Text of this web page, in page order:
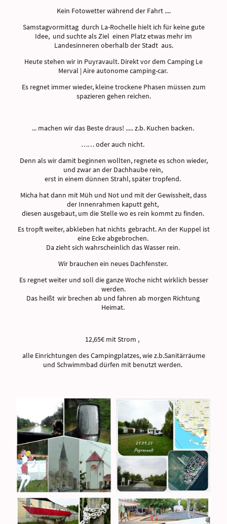
Kein Fotowetter während der Fahrt ....
Samstagvormittag durch La-Rochelle hielt ich für keine gute
Idee, und suchte als Ziel einen Platz etwas mehr im
Landesinneren oberhalb der Stadt aus.
Heute stehen wir in Puyravault. Direkt vor dem Camping Le
Merval | Aire autonome camping-car.
Es regnet immer wieder, kleine trockene Phasen müssen zum
spazieren gehen reichen.
... machen wir das Beste draus! ..... z.b. Kuchen backen.
…… oder auch nicht.
Denn als wir damit beginnen wollten, regnete es schon wieder,
und zwar an der Dachhaube rein,
erst in einem dünnen Strahl, später tropfend.
Micha hat dann mit Müh und Not und mit der Gewissheit, dass
der Innenrahmen kaputt geht,
diesen ausgebaut, um die Stelle wo es rein kommt zu finden.
Es tropft weiter, abkleben hat nichts gebracht. An der Kuppel ist
eine Ecke abgebrochen.
Da zieht sich wahrscheinlich das Wasser rein.
Wir brauchen ein neues Dachfenster.
Es regnet weiter und soll die ganze Woche nicht wirklich besser
werden.
Das heißt wir brechen ab und fahren ab morgen Richtung
Heimat.
12,65€ mit Strom ,
alle Einrichtungen des Campingplatzes, wie z.b.Sanitärräume
und Schwimmbad dürfen mit benutzt werden.